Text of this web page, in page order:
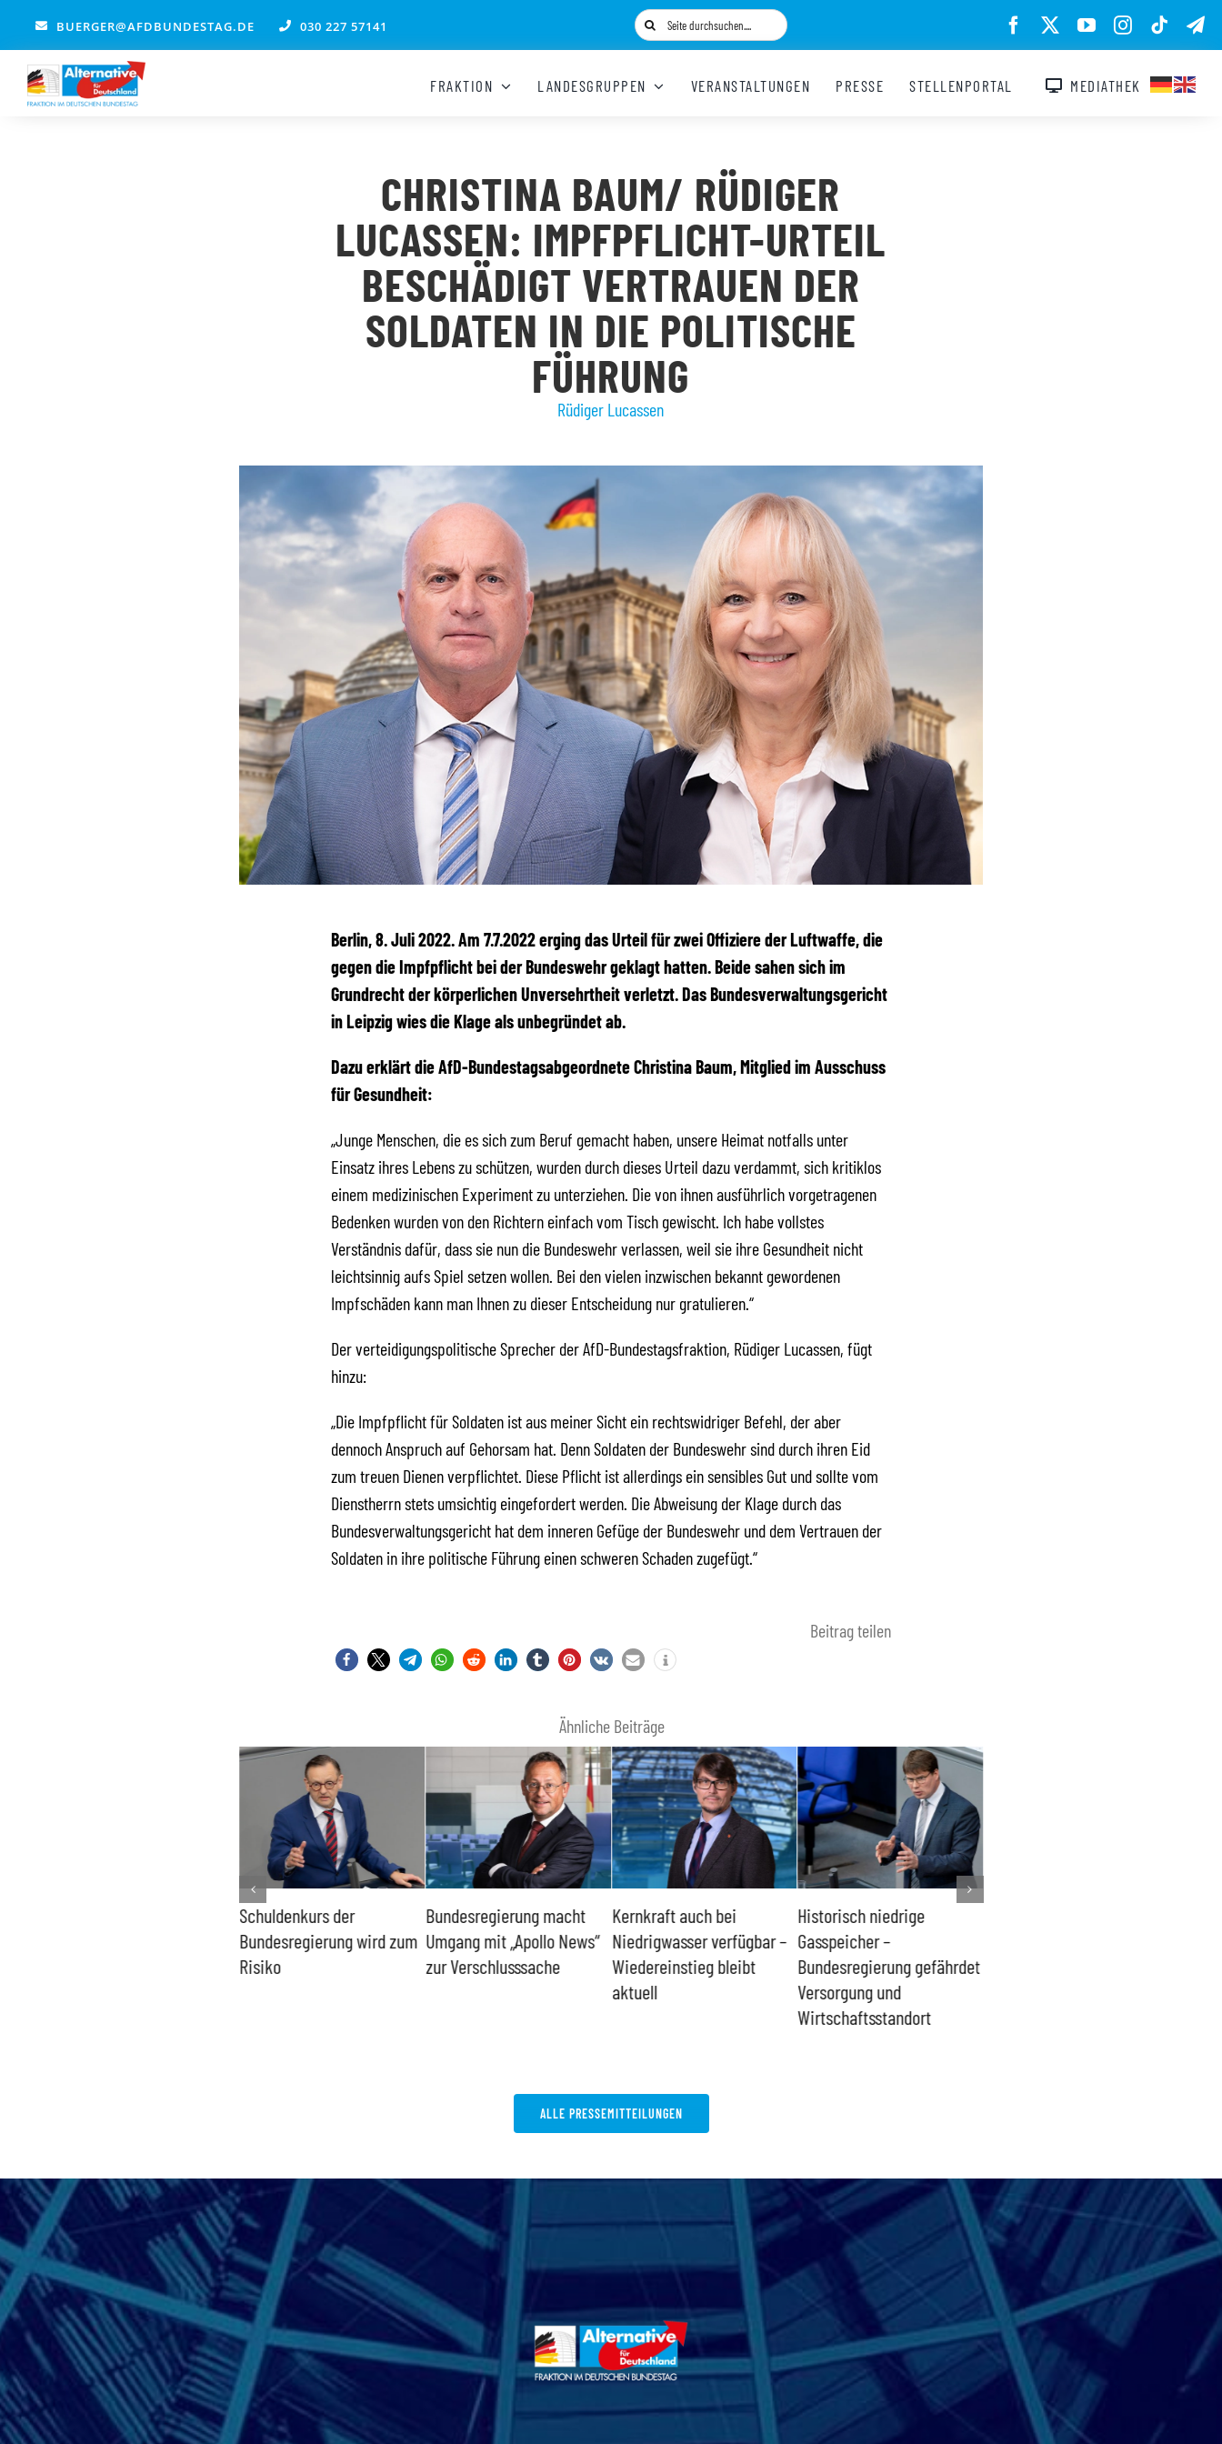
springen
BUERGER@AFDBUNDESTAG.DE 030 227 57141
Suche
nach:
FRAKTION LANDESGRUPPEN VERANSTALTUNGEN PRESSE STELLENPORTAL MEDIATHEK
CHRISTINA BAUM/ RÜDIGER
LUCASSEN: IMPFPFLICHT-URTEIL
BESCHÄDIGT VERTRAUEN DER
SOLDATEN IN DIE POLITISCHE
FÜHRUNG
Rüdiger Lucassen
Berlin, 8. Juli 2022. Am 7.7.2022 erging das Urteil für zwei Offiziere der Luftwaffe, die
gegen die Impfpflicht bei der Bundeswehr geklagt hatten. Beide sahen sich im
Grundrecht der körperlichen Unversehrtheit verletzt. Das Bundesverwaltungsgericht
in Leipzig wies die Klage als unbegründet ab.
Dazu erklärt die AfD-Bundestagsabgeordnete Christina Baum, Mitglied im Ausschuss
für Gesundheit:
„Junge Menschen, die es sich zum Beruf gemacht haben, unsere Heimat notfalls unter
Einsatz ihres Lebens zu schützen, wurden durch dieses Urteil dazu verdammt, sich kritiklos
einem medizinischen Experiment zu unterziehen. Die von ihnen ausführlich vorgetragenen
Bedenken wurden von den Richtern einfach vom Tisch gewischt. Ich habe vollstes
Verständnis dafür, dass sie nun die Bundeswehr verlassen, weil sie ihre Gesundheit nicht
leichtsinnig aufs Spiel setzen wollen. Bei den vielen inzwischen bekannt gewordenen
Impfschäden kann man Ihnen zu dieser Entscheidung nur gratulieren.“
Der verteidigungspolitische Sprecher der AfD-Bundestagsfraktion, Rüdiger Lucassen, fügt
hinzu:
„Die Impfpflicht für Soldaten ist aus meiner Sicht ein rechtswidriger Befehl, der aber
dennoch Anspruch auf Gehorsam hat. Denn Soldaten der Bundeswehr sind durch ihren Eid
zum treuen Dienen verpflichtet. Diese Pflicht ist allerdings ein sensibles Gut und sollte vom
Dienstherrn stets umsichtig eingefordert werden. Die Abweisung der Klage durch das
Bundesverwaltungsgericht hat dem inneren Gefüge der Bundeswehr und dem Vertrauen der
Soldaten in ihre politische Führung einen schweren Schaden zugefügt.“
Beitrag teilen
Ähnliche Beiträge
Schuldenkurs der
Bundesregierung wird zum
Risiko
Bundesregierung macht
Umgang mit „Apollo News“
zur Verschlusssache
Kernkraft auch bei
Niedrigwasser verfügbar –
Wiedereinstieg bleibt
aktuell
Historisch niedrige
Gasspeicher –
Bundesregierung gefährdet
Versorgung und
Wirtschaftsstandort
ALLE PRESSEMITTEILUNGEN